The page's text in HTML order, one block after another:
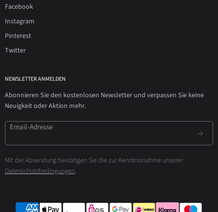
Facebook
Instagram
Pinterest
Twitter
NEWSLETTER ANMELDEN
Abonnieren Sie den kostenlosen Newsletter und verpassen Sie keine
Neuigkeit oder Aktion mehr.
Email-Adresse
Mit der Absendung bestätigen Sie die zur Kenntnisnahme unserer
Datenschutzbedingungen.